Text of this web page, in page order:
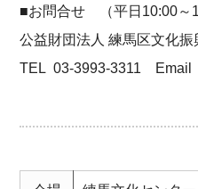
■お問合せ （平日10:00～
公益財団法人 練馬区文化
TEL 03-3993-3311 Email